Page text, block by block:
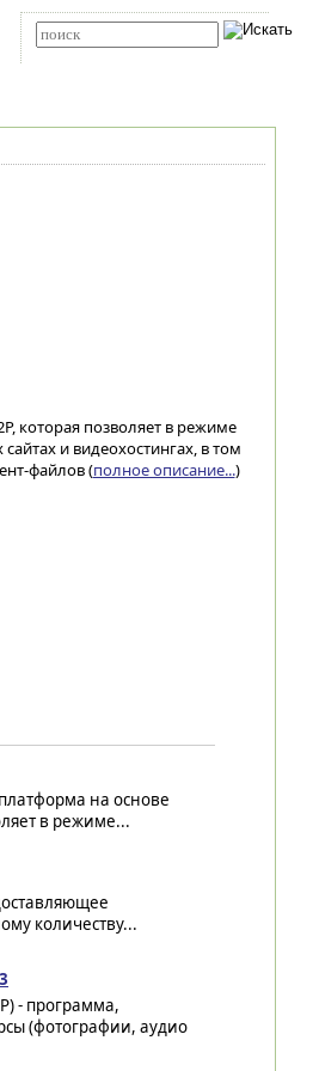
которая позволяет в режиме
и видеохостингах, в том
файлов (полное описание...)
на основе
в режиме...
количеству...
- программа,
(фотографии, аудио